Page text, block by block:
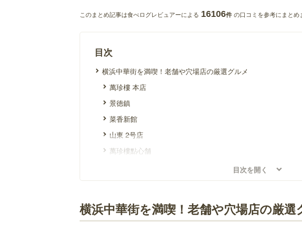
このまとめ記事は食べログレビュアーによる 16106件 の口コミを参考にまとめ
目次
横浜中華街を満喫！老舗や穴場店の厳選グルメ
萬珍樓 本店
景徳鎮
菜香新館
山東 2号店
萬珍樓點心舗
徳記
横浜中華街 北京飯店
目次を開く
横浜中華街を満喫！老舗や穴場店の厳選